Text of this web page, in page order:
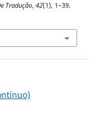
Tradução, 42(1), 1–39.